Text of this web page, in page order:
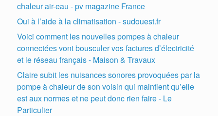
chaleur air-eau - pv magazine France
Oui à l’aide à la climatisation - sudouest.fr
Voici comment les nouvelles pompes à chaleur
connectées vont bousculer vos factures d’électricité
et le réseau français - Maison & Travaux
Claire subit les nuisances sonores provoquées par la
pompe à chaleur de son voisin qui maintient qu’elle
est aux normes et ne peut donc rien faire - Le
Particulier